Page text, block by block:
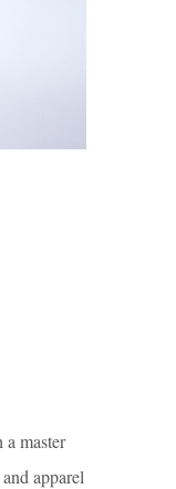
master
apparel